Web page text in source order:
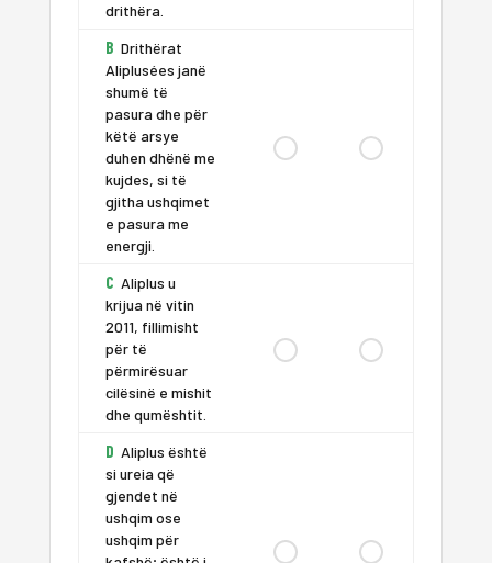
drithëra.
B Drithërat
Aliplusées janë
shumë të
pasura dhe për
këtë arsye
duhen dhënë me
kujdes, si të
gjitha ushqimet
e pasura me
energji.
C Aliplus u
krijua në vitin
2011, fillimisht
për të
përmirësuar
cilësinë e mishit
dhe qumështit.
D Aliplus është
si ureia që
gjendet në
ushqim ose
ushqim për